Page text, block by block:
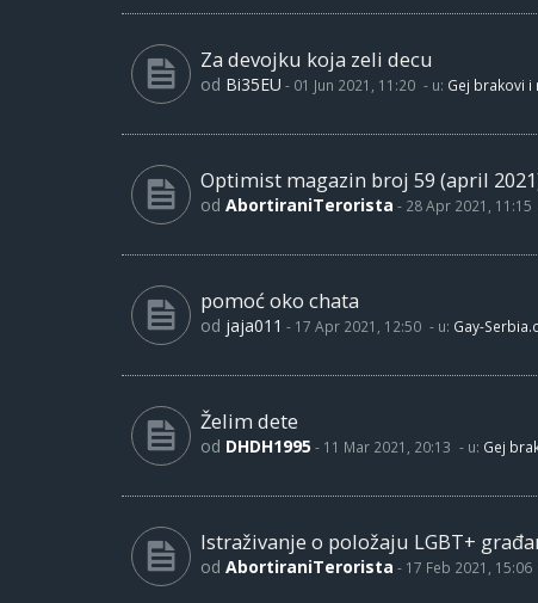
Za devojku koja zeli decu
od Bi35EU - 01 Jun 2021, 11:20 - u: Gej brakovi
Optimist magazin broj 59 (april
od AbortiraniTerorista - 28 Apr 2021, 11:15
pomoć oko chata
od jaja011 - 17 Apr 2021, 12:50 - u: Gay-
Želim dete
od DHDH1995 - 11 Mar 2021, 20:13 - u: Gej
Istraživanje o položaju LGBT+
od AbortiraniTerorista - 17 Feb 2021, 15:06